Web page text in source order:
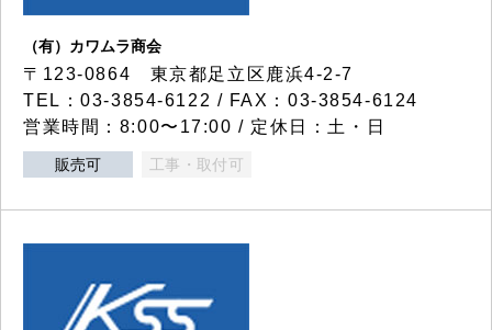
（有）カワムラ商会
〒123-0864 東京都足立区鹿浜4-2-7
TEL：03-3854-6122 / FAX：03-3854-6124
営業時間：8:00〜17:00 / 定休日：土・日
販売可 工事・取付可